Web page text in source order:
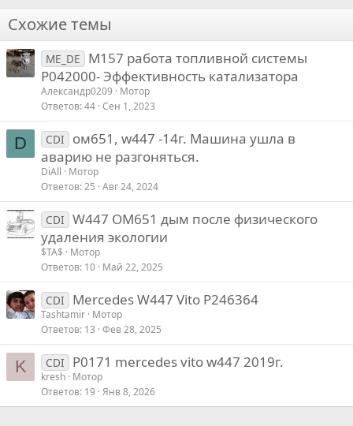
22
26
Times New Roman
Verdana
Схожие темы
ME_DE
M157 работа топливной системы
Р042000- Эффективность катализатора
Александр0209
Мотор
Ответов 44 Сен 1, 2023
D CDI
ом651, w447 -14г. Машина ушла в
аварию не разгоняться.
DiAll
Мотор
Ответов 25 Авг 24, 2024
CDI W447 ОМ651 дым после физического
удаления экологии
$TA$
Мотор
Ответов 10 Май 22, 2025
CDI Mercedes W447 Vito P246364
Tashtamir Мотор
Ответов 13 Фев 28, 2025
K CDI P0171 mercedes vito w447 2019г.
kresh Мотор
Ответов 19 Янв 8, 2026